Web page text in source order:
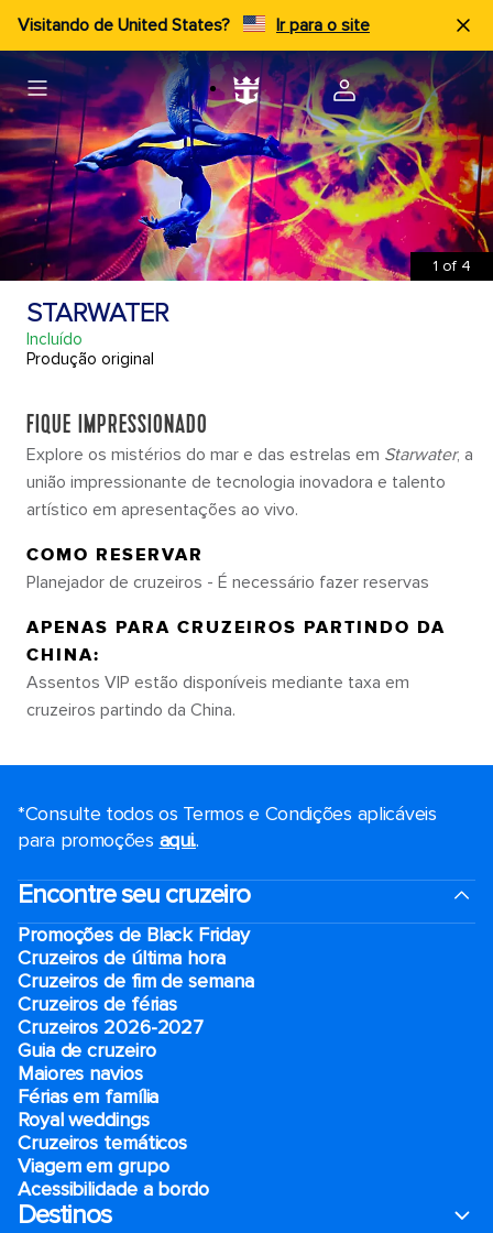
Visitando de United States? Ir para o site
1 of 4
STARWATER
Incluído
Produção original
FIQUE IMPRESSIONADO
Explore os mistérios do mar e das estrelas em Starwater, a
união impressionante de tecnologia inovadora e talento
artístico em apresentações ao vivo.
COMO RESERVAR
Planejador de cruzeiros - É necessário fazer reservas
APENAS PARA CRUZEIROS PARTINDO DA
CHINA:
Assentos VIP estão disponíveis mediante taxa em
cruzeiros partindo da China.
*Consulte todos os Termos e Condições aplicáveis ​​
para promoções aqui..
Encontre seu cruzeiro
Promoções de Black Friday
Cruzeiros de última hora
Cruzeiros de fim de semana
Cruzeiros de férias
Cruzeiros 2026-2027
Guia de cruzeiro
Maiores navios
Férias em família
Royal weddings
Cruzeiros temáticos
Viagem em grupo
Acessibilidade a bordo
Destinos